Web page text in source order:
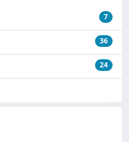
7
36
24